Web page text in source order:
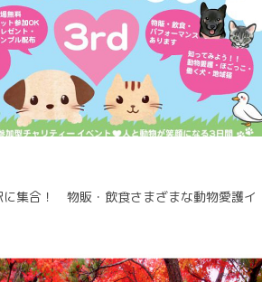
に集合！ 物販・飲食さまざまな動物愛護イ